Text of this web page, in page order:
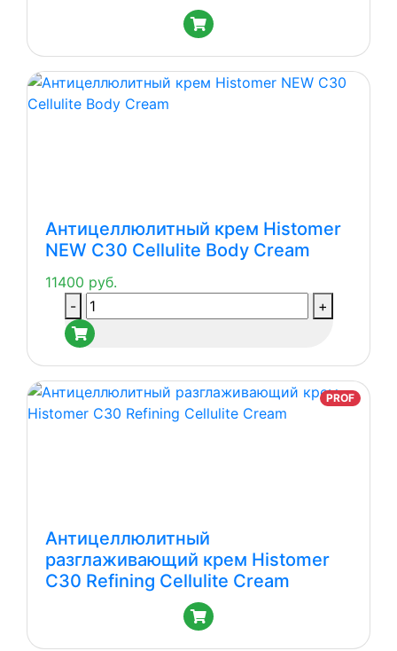
Антицеллюлитный крем Histomer
NEW C30 Cellulite Body Cream
11400 руб.
Количество
товара
Антицеллюлитный
крем
Histomer
NEW
- +
PROF
Антицеллюлитный
разглаживающий крем Histomer
C30 Refining Cellulite Cream